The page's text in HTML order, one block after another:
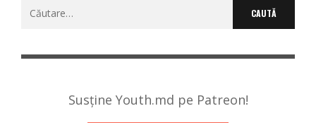
Caută
Susține Youth.md pe Patreon!